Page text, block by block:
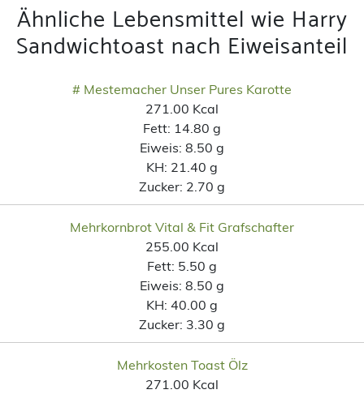
Ähnliche Lebensmittel wie Harry
Sandwichtoast nach Eiweisanteil
# Mestemacher Unser Pures Karotte
271.00 Kcal
Fett: 14.80 g
Eiweis: 8.50 g
KH: 21.40 g
Zucker: 2.70 g
Mehrkornbrot Vital & Fit Grafschafter
255.00 Kcal
Fett: 5.50 g
Eiweis: 8.50 g
KH: 40.00 g
Zucker: 3.30 g
Mehrkosten Toast Ölz
271.00 Kcal